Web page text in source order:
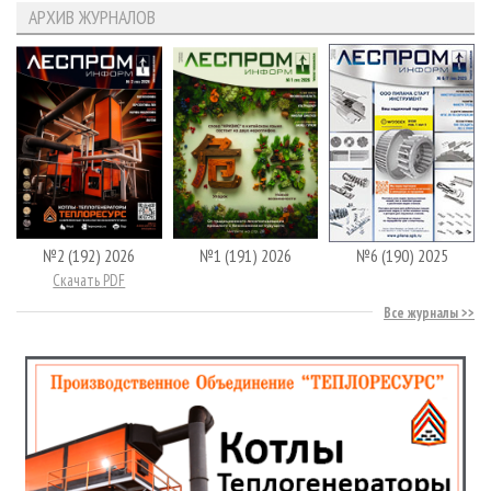
АРХИВ ЖУРНАЛОВ
№2 (192) 2026
Скачать PDF
№1 (191) 2026 №6 (190) 2025
Все журналы